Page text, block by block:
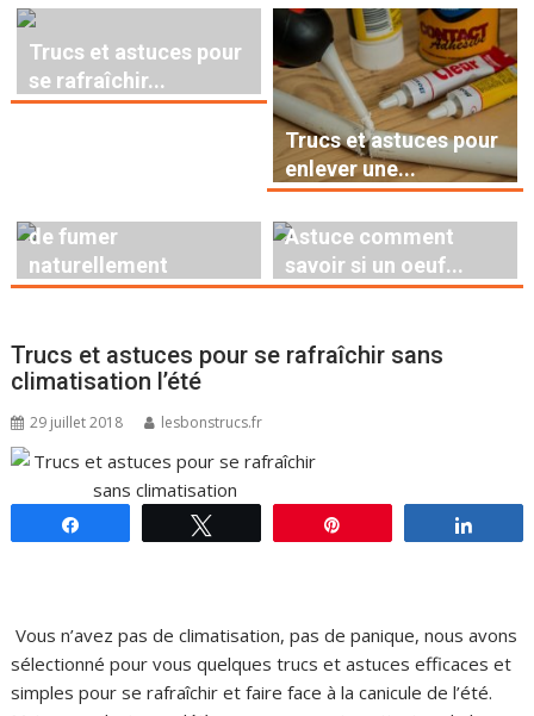
Trucs et astuces pour
se rafraîchir...
Trucs et astuces pour
enlever une...
de fumer
naturellement
Astuce comment
savoir si un oeuf...
Trucs et astuces pour se rafraîchir sans
climatisation l’été
29 juillet 2018 lesbonstrucs.fr
Vous n’avez pas de climatisation, pas de panique, nous avons
sélectionné pour vous quelques trucs et astuces efficaces et
simples pour se rafraîchir et faire face à la canicule de l’été.